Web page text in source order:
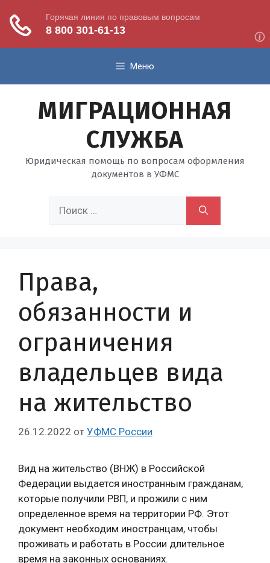
содержимому
Меню
МИГРАЦИОННАЯ
СЛУЖБА
Юридическая помощь по вопросам оформления
документов в УФМС
Права,
обязанности и
ограничения
владельцев вида
на жительство
26.12.2022 от УФМС России
Вид на жительство (ВНЖ) в Российской
Федерации выдается иностранным гражданам,
которые получили РВП, и прожили с ним
определенное время на территории РФ. Этот
документ необходим иностранцам, чтобы
проживать и работать в России длительное
время на законных основаниях.